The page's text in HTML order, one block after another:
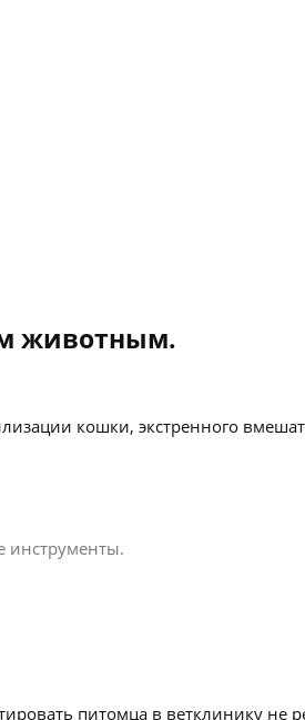
животным.
кошки, экстренного
инструменты.
питомца в ветклинику не